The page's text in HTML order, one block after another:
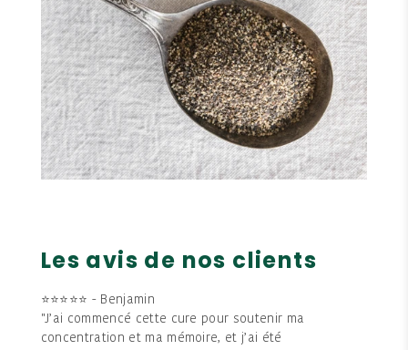
Les avis de nos clients
⭐⭐⭐⭐⭐ - Benjamin
"J’ai commencé cette cure pour soutenir ma
concentration et ma mémoire, et j’ai été